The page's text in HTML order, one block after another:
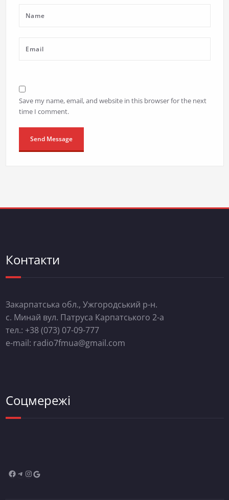
Save my name, email, and website in this browser for the next
time I comment.
Контакти
Закарпатська обл., Ужгородський р-н.
с. Минай вул. Патруса Карпатського 2-а
тел.: +38 (073) 07-09-777
e-mail: radio7fmua@gmail.com
Соцмережі